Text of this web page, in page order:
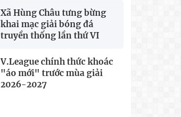
Xã Hùng Châu tưng bừng
khai mạc giải bóng đá
truyền thống lần thứ VI
V.League chính thức khoác
"áo mới" trước mùa giải
2026-2027